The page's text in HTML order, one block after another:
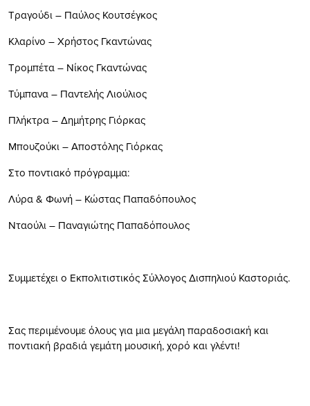
Τραγούδι – Παύλος Κουτσέγκος
Κλαρίνο – Χρήστος Γκαντώνας
Τρομπέτα – Νίκος Γκαντώνας
Τύμπανα – Παντελής Λιούλιος
Πλήκτρα – Δημήτρης Γιόρκας
Μπουζούκι – Αποστόλης Γιόρκας
Στο ποντιακό πρόγραμμα:
Λύρα & Φωνή – Κώστας Παπαδόπουλος
Νταούλι – Παναγιώτης Παπαδόπουλος
Συμμετέχει ο Εκπολιτιστικός Σύλλογος Δισπηλιού Καστοριάς.
Σας περιμένουμε όλους για μια μεγάλη παραδοσιακή και
ποντιακή βραδιά γεμάτη μουσική, χορό και γλέντι!